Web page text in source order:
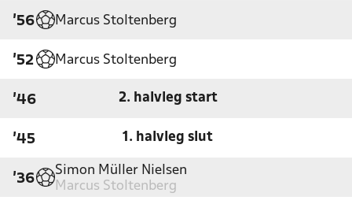
'56 Marcus Stoltenberg
'52 Marcus Stoltenberg
'46 2. halvleg start
'45 1. halvleg slut
'36
Simon Müller Nielsen
Marcus Stoltenberg